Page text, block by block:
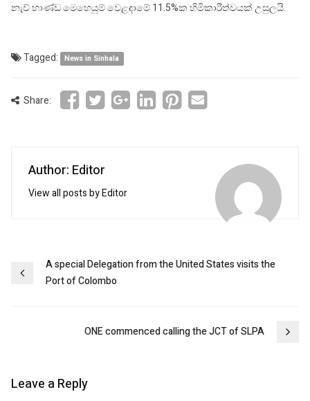
නැව් භාණ්ඩ මෙහෙයුම් වෙළඳාමේ 11.5%ක හිමිකාරීත්වයක් උසුලයි.
Tagged: News in Sinhala
Share:
Author: Editor
View all posts by Editor
Post
navigation
A special Delegation from the United States visits the
Port of Colombo
ONE commenced calling the JCT of SLPA
Leave a Reply